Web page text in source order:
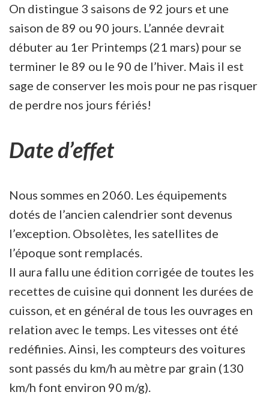
On distingue 3 saisons de 92 jours et une
saison de 89 ou 90 jours. L’année devrait
débuter au 1er Printemps (21 mars) pour se
terminer le 89 ou le 90 de l’hiver. Mais il est
sage de conserver les mois pour ne pas risquer
de perdre nos jours fériés!
Date d’effet
Nous sommes en 2060. Les équipements
dotés de l’ancien calendrier sont devenus
l’exception. Obsolètes, les satellites de
l’époque sont remplacés.
Il aura fallu une édition corrigée de toutes les
recettes de cuisine qui donnent les durées de
cuisson, et en général de tous les ouvrages en
relation avec le temps. Les vitesses ont été
redéfinies. Ainsi, les compteurs des voitures
sont passés du km/h au mètre par grain (130
km/h font environ 90 m/g).